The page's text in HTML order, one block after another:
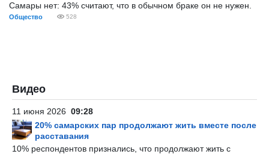
Самары нет: 43% считают, что в обычном браке он не нужен.
Общество 528
Видео
11 июня 2026 09:28
20% самарских пар продолжают жить вместе после
расставания
10% респондентов признались, что продолжают жить с